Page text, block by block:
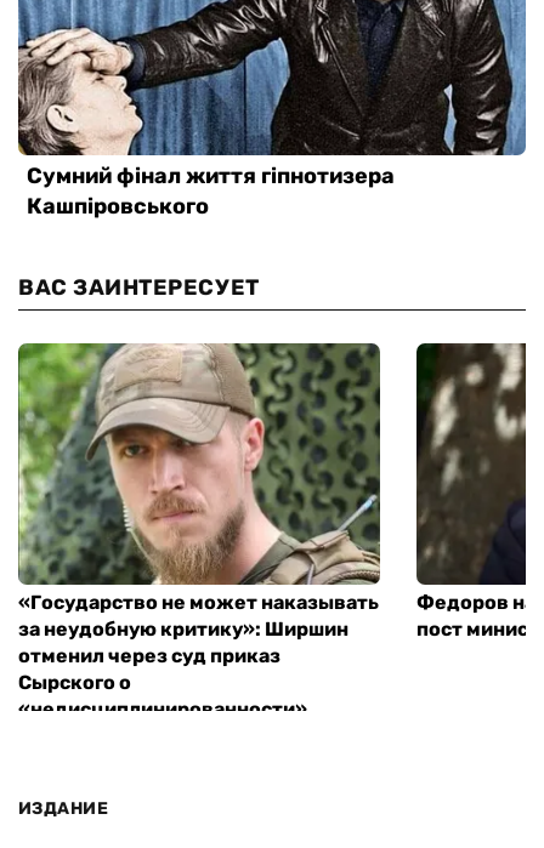
ВАС ЗАИНТЕРЕСУЕТ
«Государство не может наказывать
за неудобную критику»: Ширшин
отменил через суд приказ
Сырского о
«недисциплинированности»
Федоров
пост
ИЗДАНИЕ